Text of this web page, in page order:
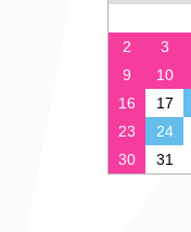
2
3
9
10
16
17
23
24
30
31